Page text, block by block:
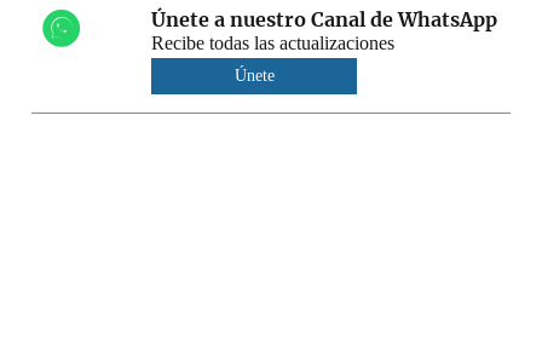
Únete a nuestro Canal de WhatsApp
Recibe todas las actualizaciones
Únete